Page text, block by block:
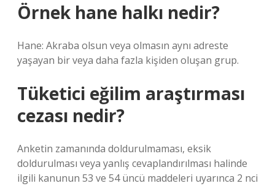
Örnek hane halkı nedir?
Hane: Akraba olsun veya olmasın aynı adreste
yaşayan bir veya daha fazla kişiden oluşan grup.
Tüketici eğilim araştırması
cezası nedir?
Anketin zamanında doldurulmaması, eksik
doldurulması veya yanlış cevaplandırılması halinde
ilgili kanunun 53 ve 54 üncü maddeleri uyarınca 2 nci